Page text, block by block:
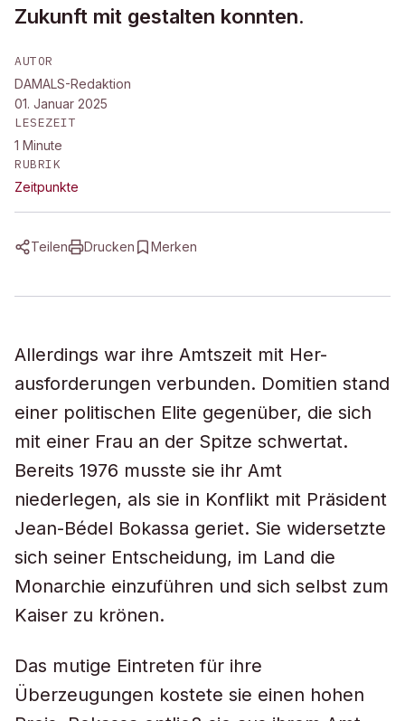
Zukunft mit gestalten konnten.
AUTOR
DAMALS-Redaktion
01. Januar 2025
LESEZEIT
1 Minute
RUBRIK
Zeitpunkte
Teilen Drucken Merken
Allerdings war ihre Amtszeit mit Her-
ausforderungen verbunden. Domitien stand
einer politischen Elite gegenüber, die sich
mit einer Frau an der Spitze schwertat.
Bereits 1976 musste sie ihr Amt
niederlegen, als sie in Konflikt mit Präsident
Jean-Bédel Bokassa geriet. Sie widersetzte
sich seiner Entscheidung, im Land die
Monarchie einzuführen und sich selbst zum
Kaiser zu krönen.
Das mutige Eintreten für ihre
Überzeugungen kostete sie einen hohen